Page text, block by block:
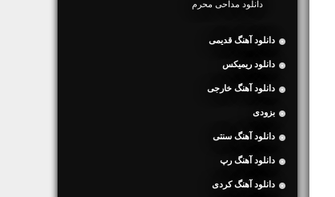
دانلود مداحی محرم
دانلود آهنگ قدیمی
دانلود ریمیکس
دانلود آهنگ خارجی
بزودی
دانلود آهنگ سنتی
دانلود آهنگ رپ
دانلود آهنگ کردی